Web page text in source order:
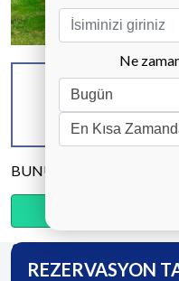
Tüm
KAPASİTE
8 KİŞİ
BUNU PAYLAŞ
REZERVASYON
Ne